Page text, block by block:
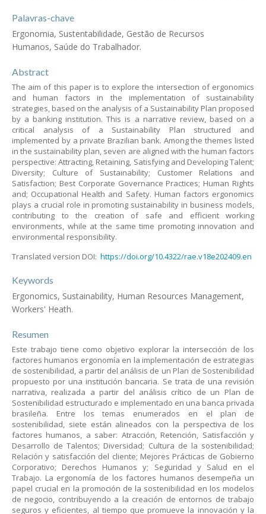
Palavras-chave
Ergonomia, Sustentabilidade, Gestão de Recursos
Humanos, Saúde do Trabalhador.
Abstract
The aim of this paper is to explore the intersection of ergonomics
and human factors in the implementation of sustainability
strategies, based on the analysis of a Sustainability Plan proposed
by a banking institution. This is a narrative review, based on a
critical analysis of a Sustainability Plan structured and
implemented by a private Brazilian bank. Among the themes listed
in the sustainability plan, seven are aligned with the human factors
perspective: Attracting, Retaining, Satisfying and Developing Talent;
Diversity; Culture of Sustainability; Customer Relations and
Satisfaction; Best Corporate Governance Practices; Human Rights
and; Occupational Health and Safety. Human factors ergonomics
plays a crucial role in promoting sustainability in business models,
contributing to the creation of safe and efficient working
environments, while at the same time promoting innovation and
environmental responsibility.
Translated version DOI: https://doi.org/10.4322/rae.v18e202409.en
Keywords
Ergonomics, Sustainability, Human Resources Management,
Workers' Heath.
Resumen
Este trabajo tiene como objetivo explorar la intersección de los
factores humanos ergonomía en la implementación de estrategias
de sostenibilidad, a partir del análisis de un Plan de Sostenibilidad
propuesto por una institución bancaria. Se trata de una revisión
narrativa, realizada a partir del análisis crítico de un Plan de
Sostenibilidad estructurado e implementado en una banca privada
brasileña. Entre los temas enumerados en el plan de
sostenibilidad, siete están alineados con la perspectiva de los
factores humanos, a saber: Atracción, Retención, Satisfacción y
Desarrollo de Talentos; Diversidad; Cultura de la sostenibilidad;
Relación y satisfacción del cliente; Mejores Prácticas de Gobierno
Corporativo; Derechos Humanos y; Seguridad y Salud en el
Trabajo. La ergonomía de los factores humanos desempeña un
papel crucial en la promoción de la sostenibilidad en los modelos
de negocio, contribuyendo a la creación de entornos de trabajo
seguros y eficientes, al tiempo que promueve la innovación y la